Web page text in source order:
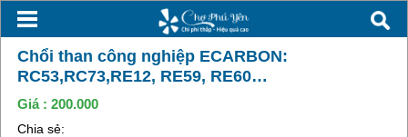
Chổi than công nghiệp ECARBON:
RC53,RC73,RE12, RE59, RE60…
Giá : 200.000
Chia sẻ: